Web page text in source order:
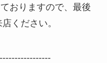
おりますので、最後
ください。